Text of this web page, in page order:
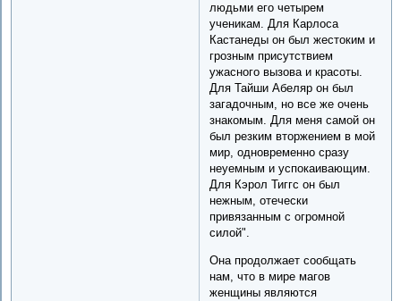
людьми его четырем
ученикам. Для Карлоса
Кастанеды он был жестоким и
грозным присутствием
ужасного вызова и красоты.
Для Тайши Абеляр он был
загадочным, но все же очень
знакомым. Для меня самой он
был резким вторжением в мой
мир, одновременно сразу
неуемным и успокаивающим.
Для Кэрол Тиггс он был
нежным, отечески
привязанным с огромной
силой".
Она продолжает сообщать
нам, что в мире магов
женщины являются